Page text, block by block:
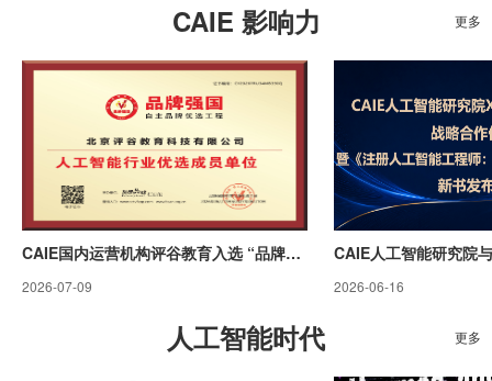
CAIE 影响力 更多
CAIE国内运营机构评谷教育入选 “品牌强国·自主品牌优选工程”
2026-07-09 2026-06-16
人工智能时代 更多